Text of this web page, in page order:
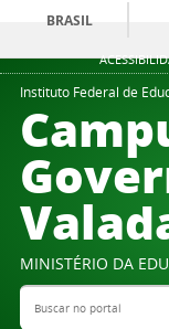
BRASIL
Instituto Federal de
MINISTÉRIO DA
Buscar no portal